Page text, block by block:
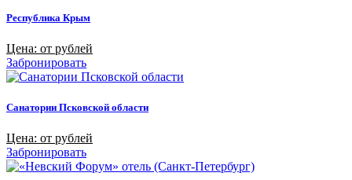
Республика Крым
Цена: от рублей
Забронировать
Санатории Псковской области
Цена: от рублей
Забронировать